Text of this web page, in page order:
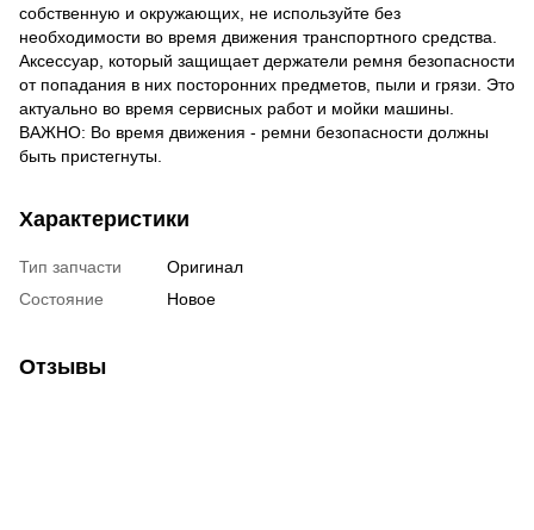
собственную и окружающих, не используйте без
необходимости во время движения транспортного средства.
Аксессуар, который защищает держатели ремня безопасности
от попадания в них посторонних предметов, пыли и грязи. Это
актуально во время сервисных работ и мойки машины.
ВАЖНО: Во время движения - ремни безопасности должны
быть пристегнуты.
Характеристики
Тип запчасти
Оригинал
Состояние
Новое
Отзывы